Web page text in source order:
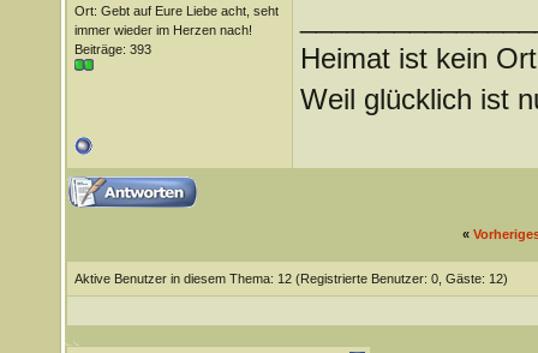
Ort: Gebt auf Eure Liebe acht, seht
immer wieder im Herzen nach!
Beiträge: 393
Heimat ist kein
Weil glücklich ist
«
Aktive Benutzer in diesem Thema: 12 (Registrierte Benutzer: 0, Gäste: 12)